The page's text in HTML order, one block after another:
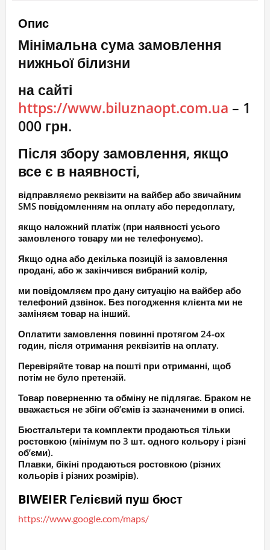
пуш
бюст
кількість
Опис
Мінімальна сума замовлення
нижньої білизни
на сайті
https://www.biluznaopt.com.ua – 1
000 грн.
Після збору замовлення, якщо
все є в наявності,
відправляємо реквізити на вайбер або звичайним
SMS повідомленням на оплату або передоплату,
якщо наложний платіж (при наявності усього
замовленого товару ми не телефонуємо).
Якщо одна або декілька позицій із замовлення
продані, або ж закінчився вибраний колір,
ми повідомляєм про дану ситуацію на вайбер або
телефоний дзвінок. Без погодження клієнта ми не
заміняєм товар на інший.
Оплатити замовлення повинні протягом 24-ох
годин, після отримання реквізитів на оплату.
Перевіряйте товар на пошті при отриманні, щоб
потім не було претензій.
Товар поверненню та обміну не підлягає. Браком не
вважається не збіги об’ємів із зазначеними в описі.
Бюстгальтери та комплекти продаються тільки
ростовкою (мінімум по 3 шт. одного кольору і різні
об’єми).
Плавки, бікіні продаються ростовкою (різних
кольорів і різних розмірів).
BIWEIER Гелієвий пуш бюст
https://www.google.com/maps/